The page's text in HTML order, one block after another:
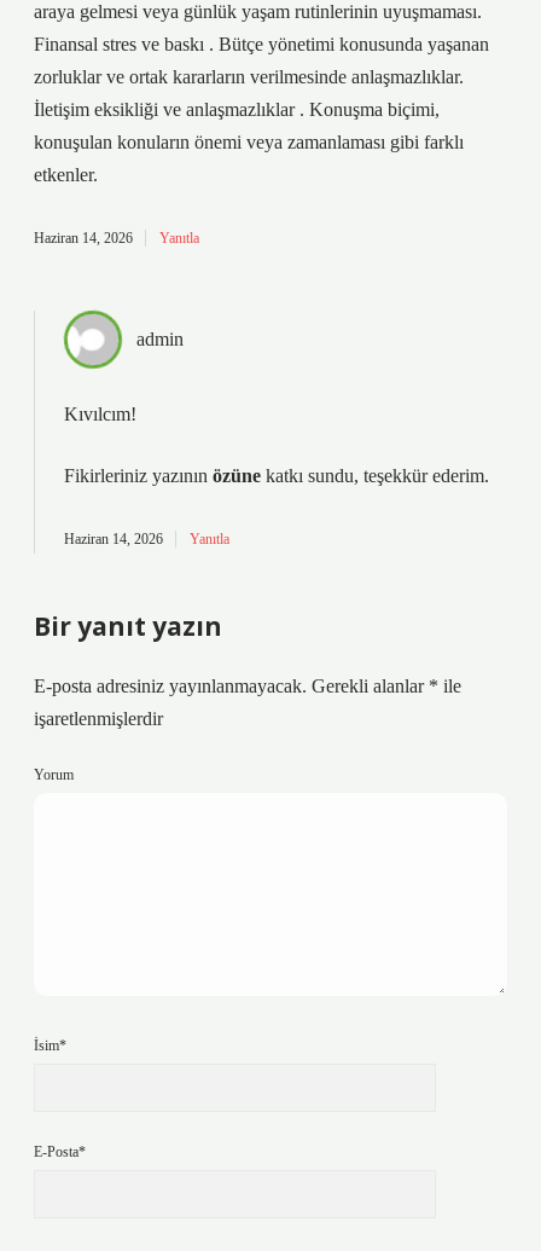
araya gelmesi veya günlük yaşam rutinlerinin uyuşmaması.
Finansal stres ve baskı . Bütçe yönetimi konusunda yaşanan
zorluklar ve ortak kararların verilmesinde anlaşmazlıklar.
İletişim eksikliği ve anlaşmazlıklar . Konuşma biçimi,
konuşulan konuların önemi veya zamanlaması gibi farklı
etkenler.
Haziran 14, 2026 Yanıtla
admin
Kıvılcım!
Fikirleriniz yazının özüne katkı sundu, teşekkür ederim.
Haziran 14, 2026 Yanıtla
Bir yanıt yazın
E-posta adresiniz yayınlanmayacak. Gerekli alanlar * ile
işaretlenmişlerdir
Yorum
İsim*
E-Posta*